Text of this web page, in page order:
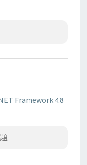
Framework 4.8